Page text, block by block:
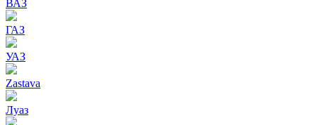
ВАЗ
ГАЗ
УАЗ
Zastava
Луаз